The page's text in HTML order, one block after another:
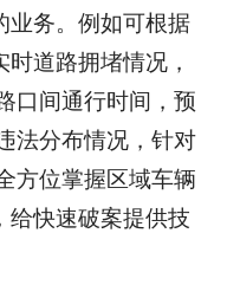
业务。例如可根据
道路拥堵情况，
口间通行时间，预
法分布情况，针对
方位掌握区域车辆
给快速破案提供技